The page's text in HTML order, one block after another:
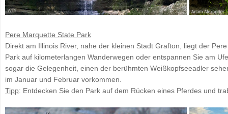
Pere Marquette State Park
Direkt am Illinois River, nahe der kleinen Stadt Grafton, liegt der
Park auf kilometerlangen Wanderwegen oder entspannen Sie am
sogar die Gelegenheit, einen der berühmten Weißkopfseeadler
im Januar und Februar vorkommen.
Tipp: Entdecken Sie den Park auf dem Rücken eines Pferdes und